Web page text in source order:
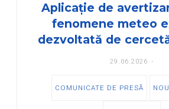
Aplicație de
fenomene meteo
dezvoltată de
29.06.2026
COMUNICATE DE PRESĂ